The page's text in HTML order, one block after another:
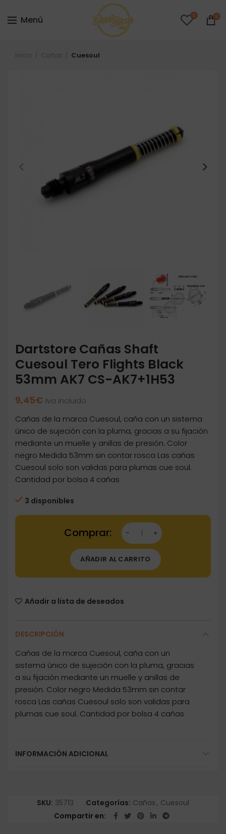
Menú 0 0
Inicio Cañas Cuesoul
Dartstore Cañas Shaft
Cuesoul Tero Flights Black
53mm AK7 CS-AK7+1H53
9,45€ Iva incluido
Cañas de la marca Cuesoul, caña con un sistema
único de sujeción con la pluma, gracias a su fijación
mediante un muelle y anillas de presión. Color
negro Medida 53mm sin contar rosca Las cañas
Cuesoul solo son validas para plumas cue soul.
Cantidad por bolsa 4 cañas
3 disponibles
Dartstore Cañas Shaft Cuesoul Tero Flights
AÑADIR AL CARRITO
Añadir a lista de deseados
DESCRIPCIÓN
Cañas de la marca Cuesoul, caña con un
sistema único de sujeción con la pluma, gracias
a su fijación mediante un muelle y anillas de
presión. Color negro Medida 53mm sin contar
rosca Las cañas Cuesoul solo son validas para
plumas cue soul. Cantidad por bolsa 4 cañas
INFORMACIÓN ADICIONAL
SKU: 35713 Categorías: Cañas, Cuesoul
Compartir en